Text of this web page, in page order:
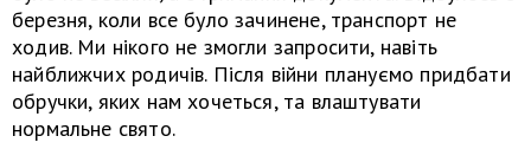
березня, коли все було зачинене, транспорт не
ходив. Ми нікого не змогли запросити, навіть
найближчих родичів. Після війни плануємо придбати
обручки, яких нам хочеться, та влаштувати
нормальне свято.